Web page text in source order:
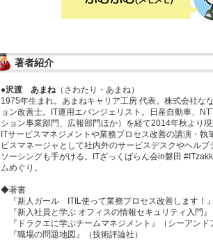
著者紹介
●沢渡 あまね（さわたり・あまね）
1975年生まれ。あまねキャリア工房 代表。株式会社な
ョン改善士。IT運用エバンジェリスト。日産自動車、
ション事業部門、広報部門ほか）を経て2014年秋より現
ITサービスマネジメントや業務プロセス改善の講演・
ビスマネージャとして社内外のサービスデスクやヘル
ソーシングも手がける。ITざっくばらん会in磐田
ムめぐり。
◆著書
『新人ガール ITIL使って業務プロセス改善します！』
『新入社員と学ぶ オフィスの情報セキュリティ入門』
『ドラクエに学ぶチームマネジメント』（シーアンド
『職場の問題地図』（技術評論社）